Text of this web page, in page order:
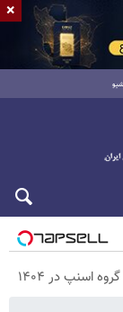
اسنپ در ۱۴۰۴
×